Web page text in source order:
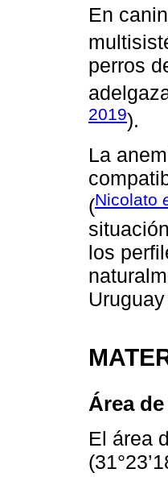
En
perros
2019).
La
(Nicolato
los
Área
El área